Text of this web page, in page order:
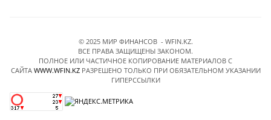
© 2025 МИР ФИНАНСОВ - WFIN.KZ.
ВСЕ ПРАВА ЗАЩИЩЕНЫ ЗАКОНОМ.
ПОЛНОЕ ИЛИ ЧАСТИЧНОЕ КОПИРОВАНИЕ МАТЕРИАЛОВ C
САЙТА WWW.WFIN.KZРАЗРЕШЕНО ТОЛЬКО ПРИ ОБЯЗАТЕЛЬНОМ УКАЗАНИИ
ГИПЕРССЫЛКИ